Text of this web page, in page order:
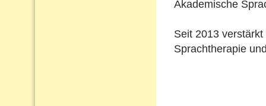
Akademische
Seit 2013
Sprachtherapie